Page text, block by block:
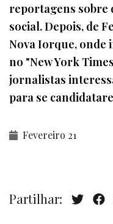
reportagens sobre
social. Depois, de
Nova Iorque, onde
no "New York
jornalistas
para se
Fevereiro 21
Partilhar: